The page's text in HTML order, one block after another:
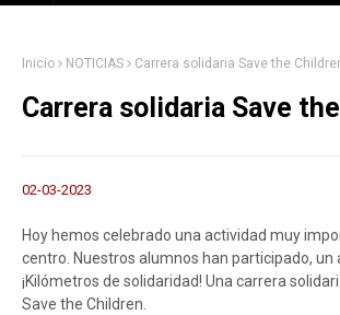
Inicio NOTICIAS Carrera solidaria Save the
Carrera solidaria Save
02-03-2023
Hoy hemos celebrado una actividad muy
centro. Nuestros alumnos han participado, un
¡Kilómetros de solidaridad! Una carrera
Save the Children.